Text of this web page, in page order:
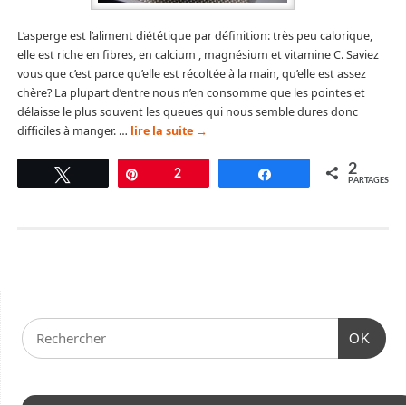
L’asperge est l’aliment diététique par définition: très peu calorique,
elle est riche en fibres, en calcium , magnésium et vitamine C. Saviez
vous que c’est parce qu’elle est récoltée à la main, qu’elle est assez
chère? La plupart d’entre nous n’en consomme que les pointes et
délaisse le plus souvent les queues qui nous semble dures donc
difficiles à manger. … lire la suite →
Tweetez Épingle
2 Partagez 2
PARTAGES
OK